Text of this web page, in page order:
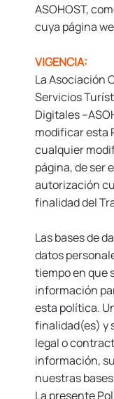
ASOHOST,
cuya página
VIGENCIA:
La Asociación
Servicios
Digitales
modificar esta
cualquier
página, de ser
autorización
finalidad del
Las bases de
datos
tiempo en que
información
esta política.
finalidad(es) y
legal o
información,
nuestras
La presente